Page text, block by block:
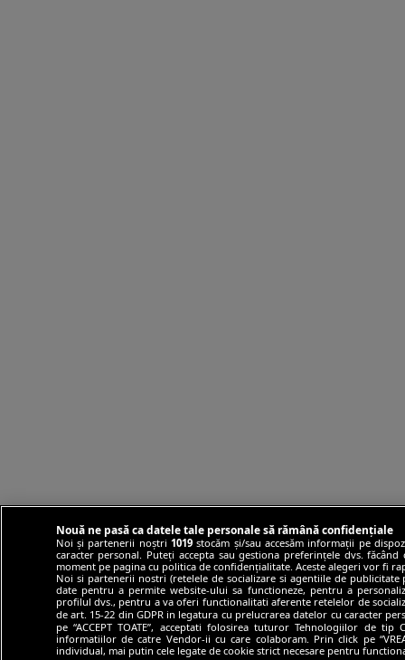
Nouă ne pasă ca datele tale personale să rămână confidențiale
Noi și partenerii noștri1019 stocăm și/sau accesăm informații pe
caracter personal. Puteți accepta sau gestiona preferințele dvs.
moment pe pagina cu politica de confidențialitate. Aceste alegeri vor fi
Noi si partenerii nostri (retelele de socializare si agentiile de
date pentru a permite website-ului sa functioneze, pentru a
profilul dvs., pentru a va oferi functionalitati aferente retelelor de
de art. 15-22 din GDPR in legatura cu prelucrarea datelor cu caracter
pe “ACCEPT TOATE”, acceptati folosirea tuturor Tehnologiilor de
informatiilor de catre Vendor-ii cu care colaboram. Prin click pe
individual, mai putin cele legate de cookie strict necesare pentru